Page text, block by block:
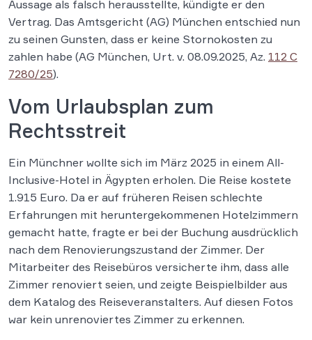
Aussage als falsch herausstellte, kündigte er den
Vertrag. Das Amtsgericht (AG) München entschied nun
zu seinen Gunsten, dass er keine Stornokosten zu
zahlen habe (AG München, Urt. v. 08.09.2025, Az. 112 C
7280/25).
Vom Urlaubsplan zum
Rechtsstreit
Ein Münchner wollte sich im März 2025 in einem All-
Inclusive-Hotel in Ägypten erholen. Die Reise kostete
1.915 Euro. Da er auf früheren Reisen schlechte
Erfahrungen mit heruntergekommenen Hotelzimmern
gemacht hatte, fragte er bei der Buchung ausdrücklich
nach dem Renovierungszustand der Zimmer. Der
Mitarbeiter des Reisebüros versicherte ihm, dass alle
Zimmer renoviert seien, und zeigte Beispielbilder aus
dem Katalog des Reiseveranstalters. Auf diesen Fotos
war kein unrenoviertes Zimmer zu erkennen.